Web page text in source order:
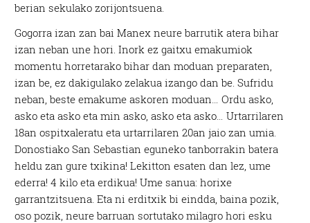
berian sekulako zorijontsuena.
Gogorra izan zan bai Manex neure barrutik atera bihar
izan neban une hori. Inork ez gaitxu emakumiok
momentu horretarako bihar dan moduan preparaten,
izan be, ez dakigulako zelakua izango dan be. Sufridu
neban, beste emakume askoren moduan… Ordu asko,
asko eta asko eta min asko, asko eta asko… Urtarrilaren
18an ospitxaleratu eta urtarrilaren 20an jaio zan umia.
Donostiako San Sebastian eguneko tanborrakin batera
heldu zan gure txikina! Lekitton esaten dan lez, ume
ederra! 4 kilo eta erdikua! Ume sanua: horixe
garrantzitsuena. Eta ni erditxik bi eindda, baina pozik,
oso pozik, neure barruan sortutako milagro hori esku